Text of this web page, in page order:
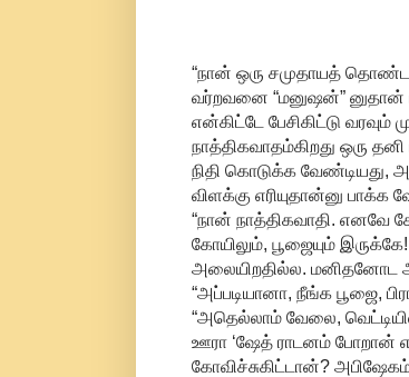
“நான் ஒரு சமுதாயத்
வர்றவனை “மனுஷன்” னுதான்
என்கிட்டே பேசிகிட்டு வரவும்
நாத்திகவாதம்கிறது ஒரு
நிதி கொடுக்க வேண்டியது,
விளக்கு எரியுதான்னு
“நான் நாத்திகவாதி. எனவே
கோயிலும், பூஜையும்
அலையிறதில்ல. மனிதனோட
“அப்படியானா, நீங்க பூஜை,
“அதெல்லாம் வேலை,
ஊரா ‘ஷேத் ராடனம் போறான்
கோவிச்சுகிட்டான்?